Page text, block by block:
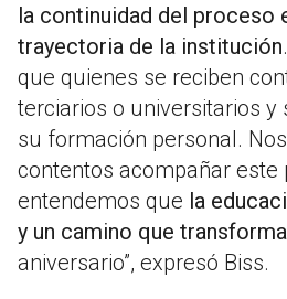
la continuidad del proceso
trayectoria de la institución
que quienes se reciben
terciarios o universitarios y
su formación personal.
contentos acompañar este
entendemos que la
y un camino que
aniversario”, expresó Biss.